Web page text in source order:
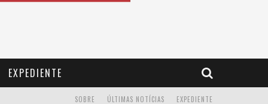
EXPEDIENTE
EXPEDIENTE
ÚLTIMAS NOTÍCIAS
SOBRE